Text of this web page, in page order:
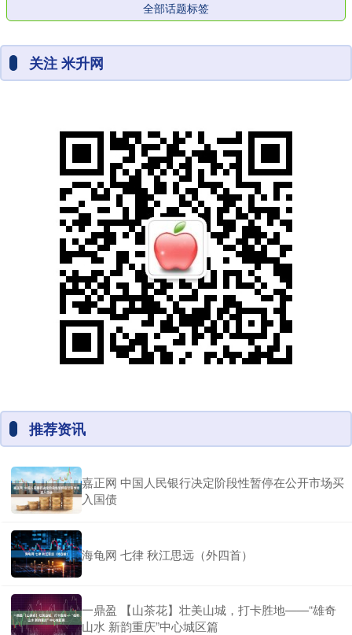
全部话题标签
关注 米升网
推荐资讯
嘉正网 中国人民银行决定阶段性暂停在公开市场买
入国债
海龟网 七律 秋江思远（外四首）
一鼎盈 【山茶花】壮美山城，打卡胜地——“雄奇
山水 新韵重庆”中心城区篇